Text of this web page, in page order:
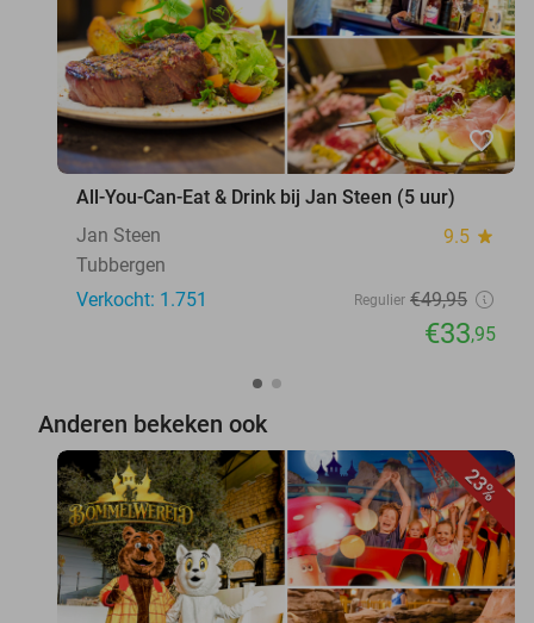
favorite_border
All-You-Can-Eat & Drink bij Jan Steen (5 uur)
Jan Steen
9.5 star
Tubbergen
Verkocht: 1.751
Regulier €49,95
€33,95
Anderen bekeken ook
23%